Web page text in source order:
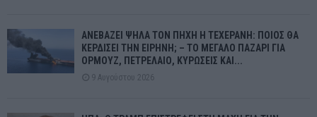
ΑΝΕΒΑΖΕΙ ΨΗΛΑ ΤΟΝ ΠΗΧΗ Η ΤΕΧΕΡΑΝΗ: ΠΟΙΟΣ ΘΑ
ΚΕΡΔΙΣΕΙ ΤΗΝ ΕΙΡΗΝΗ; – ΤΟ ΜΕΓΑΛΟ ΠΑΖΑΡΙ ΓΙΑ
ΟΡΜΟΥΖ, ΠΕΤΡΕΛΑΙΟ, ΚΥΡΩΣΕΙΣ ΚΑΙ...
9 Αυγούστου 2026